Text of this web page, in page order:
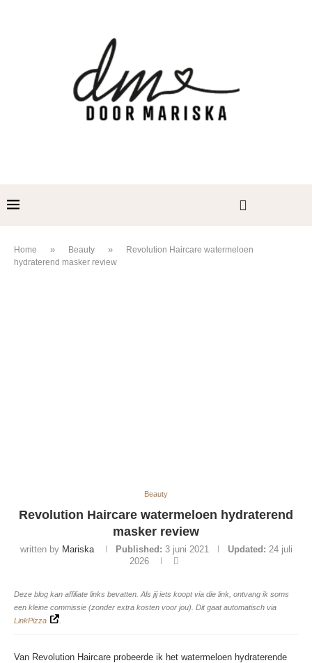
Home » Beauty »
Revolution Haircare watermeloen
hydraterend masker review
Beauty
Revolution Haircare watermeloen hydraterend
masker review
written by Mariska Published: 3 juni 2021 Updated: 24 juli
2026
Deze blog kan affiliate links bevatten. Als jij iets koopt via die link, ontvang ik soms
een kleine commissie (zonder extra kosten voor jou). Dit gaat automatisch via
LinkPizza
Van Revolution Haircare probeerde ik het watermeloen hydraterende